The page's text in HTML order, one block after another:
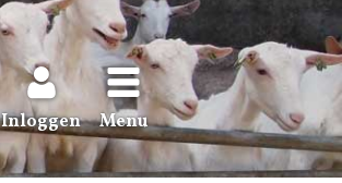
Inloggen Menu